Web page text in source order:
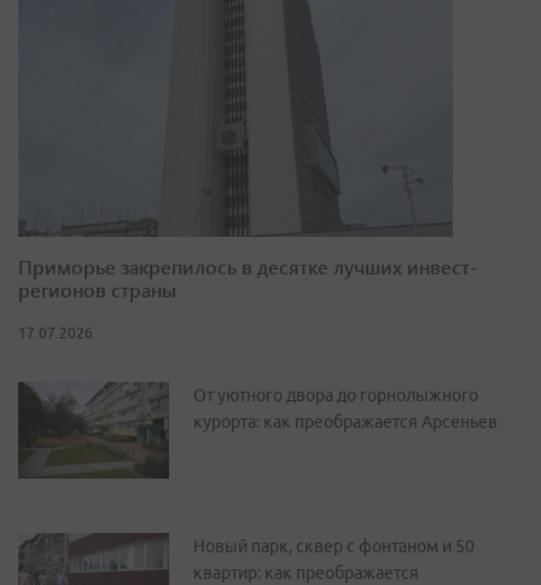
Приморье закрепилось в десятке лучших инвест-
регионов страны
17.07.2026
От уютного двора до горнолыжного
курорта: как преображается Арсеньев
Новый парк, сквер с фонтаном и 50
квартир: как преображается